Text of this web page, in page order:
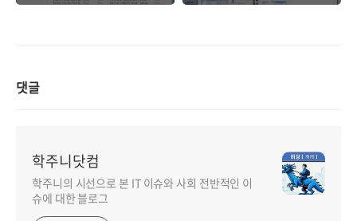
댓글
학주니닷컴
학주니의 시선으로 본 IT 이슈와 사회 전반적인 이
슈에 대한 블로그